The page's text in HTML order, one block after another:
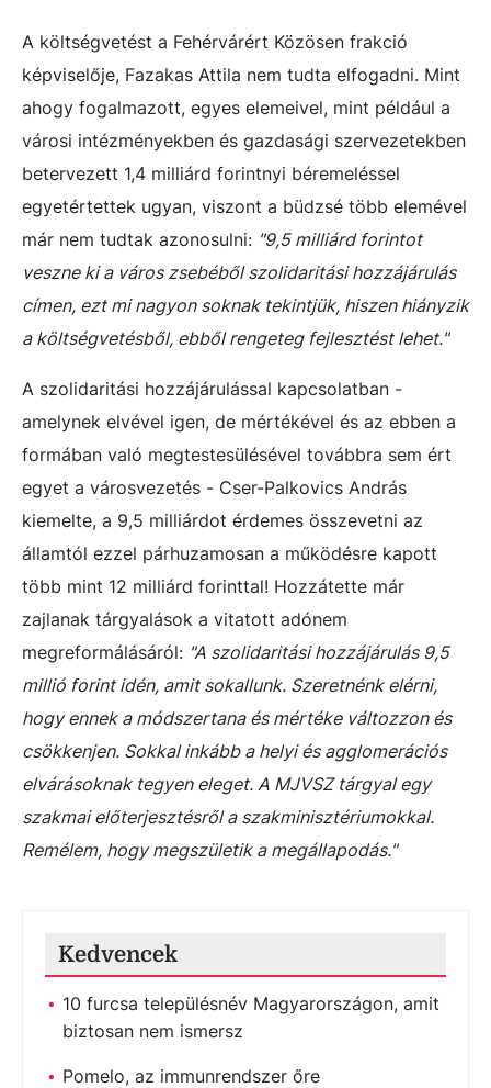
A költségvetést a Fehérvárért Közösen frakció
képviselője, Fazakas Attila nem tudta elfogadni. Mint
ahogy fogalmazott, egyes elemeivel, mint például a
városi intézményekben és gazdasági szervezetekben
betervezett 1,4 milliárd forintnyi béremeléssel
egyetértettek ugyan, viszont a büdzsé több elemével
már nem tudtak azonosulni: "9,5 milliárd forintot
veszne ki a város zsebéből szolidaritási hozzájárulás
címen, ezt mi nagyon soknak tekintjük, hiszen hiányzik
a költségvetésből, ebből rengeteg fejlesztést lehet."
A szolidaritási hozzájárulással kapcsolatban -
amelynek elvével igen, de mértékével és az ebben a
formában való megtestesülésével továbbra sem ért
egyet a városvezetés - Cser-Palkovics András
kiemelte, a 9,5 milliárdot érdemes összevetni az
államtól ezzel párhuzamosan a működésre kapott
több mint 12 milliárd forinttal! Hozzátette már
zajlanak tárgyalások a vitatott adónem
megreformálásáról: "A szolidaritási hozzájárulás 9,5
millió forint idén, amit sokallunk. Szeretnénk elérni,
hogy ennek a módszertana és mértéke változzon és
csökkenjen. Sokkal inkább a helyi és agglomerációs
elvárásoknak tegyen eleget. A MJVSZ tárgyal egy
szakmai előterjesztésről a szakminisztériumokkal.
Remélem, hogy megszületik a megállapodás."
Kedvencek
10 furcsa településnév Magyarországon, amit
biztosan nem ismersz
Pomelo, az immunrendszer őre